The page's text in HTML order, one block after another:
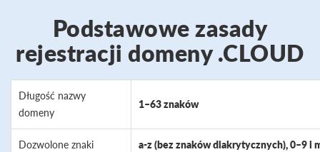
Podstawowe zasady
rejestracji domeny .CLOUD
Długość nazwy
domeny
1–63 znaków
Dozwolone znaki a-z (bez znaków diakrytycznych), 0–9 i